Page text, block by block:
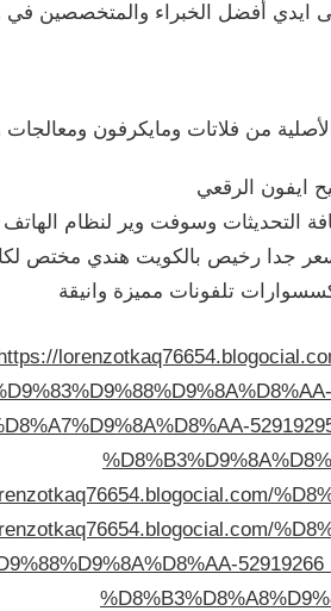
أفضل الخبراء والمتخصصين في
من فلاتات ومايكرفون
ايفون الرقعي
التحديثات وسوفت وير لنظام الهاتف
جدا رخيص بالكويت هندي مختص
تلفونات مميزة وانيقة
52919266